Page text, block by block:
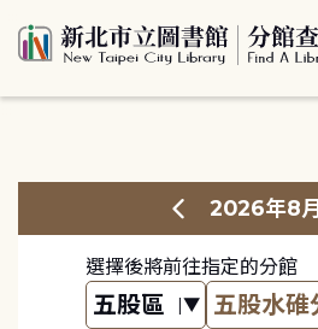
2026年8月
選擇後將前往指定的分館